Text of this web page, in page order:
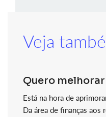
Veja
Quero
Está na hora de
Da área de finanças aos